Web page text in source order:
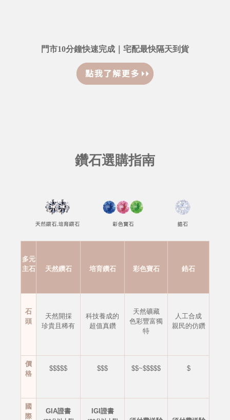
門市10分鐘快速完成｜宅配最快隔天到貨
鑽石選購指南
多元
主石
天然鑽石 培育鑽石 彩色寶石 鋯石
石
頭
天然開採
珍貴且稀有
科技養成的
超值真鑽
天然礦藏
色彩豐富獨
特
人工合成
親民的仿鑽
價
格
$$$$$ $$$ $$~$$$$$ $
國
際
GIA證書 IGI證書